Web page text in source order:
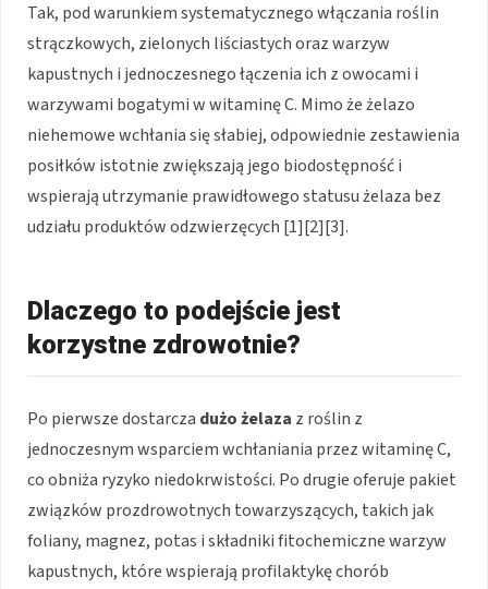
Tak, pod warunkiem systematycznego włączania roślin
strączkowych, zielonych liściastych oraz warzyw
kapustnych i jednoczesnego łączenia ich z owocami i
warzywami bogatymi w witaminę C. Mimo że żelazo
niehemowe wchłania się słabiej, odpowiednie zestawienia
posiłków istotnie zwiększają jego biodostępność i
wspierają utrzymanie prawidłowego statusu żelaza bez
udziału produktów odzwierzęcych [1][2][3].
Dlaczego to podejście jest
korzystne zdrowotnie?
Po pierwsze dostarcza dużo żelaza z roślin z
jednoczesnym wsparciem wchłaniania przez witaminę C,
co obniża ryzyko niedokrwistości. Po drugie oferuje pakiet
związków prozdrowotnych towarzyszących, takich jak
foliany, magnez, potas i składniki fitochemiczne warzyw
kapustnych, które wspierają profilaktykę chorób